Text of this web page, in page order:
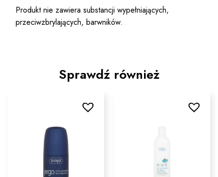
Produkt nie zawiera substancji wypełniających,
przeciwzbrylających, barwników.
Sprawdź również